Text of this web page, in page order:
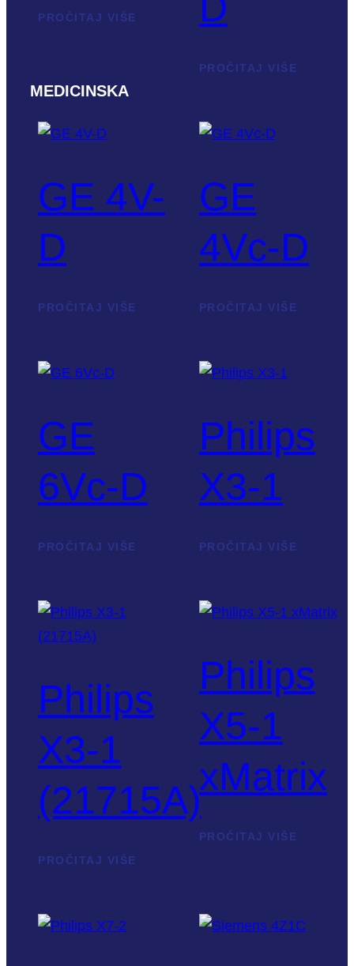
PROČITAJ VIŠE
PROČITAJ VIŠE
GE 4V-
D
PROČITAJ VIŠE
GE
4Vc-D
PROČITAJ VIŠE
GE
6Vc-D
PROČITAJ VIŠE
Philips
X3-1
PROČITAJ VIŠE
Philips
X3-1
(21715A)
PROČITAJ VIŠE
Philips
X5-1
xMatrix
PROČITAJ VIŠE
MEDICINSKA